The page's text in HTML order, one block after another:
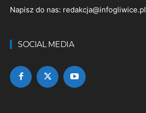
Napisz do nas: redakcja@infogliwice.pl
SOCIAL MEDIA